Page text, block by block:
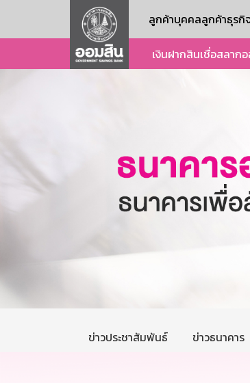
ลูกค้าบุคคลลูกค้าธุรกิ
เงินฝากสินเชื่อสลาก
ข่าวประชาสัมพันธ์ ข่าวธนาคาร